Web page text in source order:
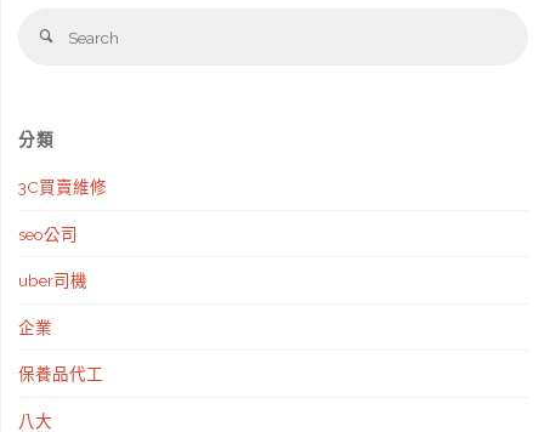
Search
分類
3C買賣維修
seo公司
uber司機
企業
保養品代工
八大